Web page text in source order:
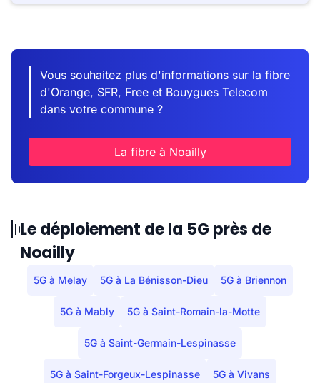
Vous souhaitez plus d'informations sur la fibre
d'Orange, SFR, Free et Bouygues Telecom
dans votre commune ?
La fibre à Noailly
Le déploiement de la 5G près de
Noailly
5G à Melay 5G à La Bénisson-Dieu 5G à Briennon
5G à Mably 5G à Saint-Romain-la-Motte
5G à Saint-Germain-Lespinasse
5G à Saint-Forgeux-Lespinasse 5G à Vivans